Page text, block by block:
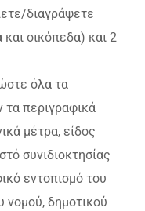
διαγράψετε
οικόπεδα) και 2
όλα τα
περιγραφικά
μέτρα, είδος
συνιδιοκτησίας
εντοπισμό του
νομού, δημοτικού